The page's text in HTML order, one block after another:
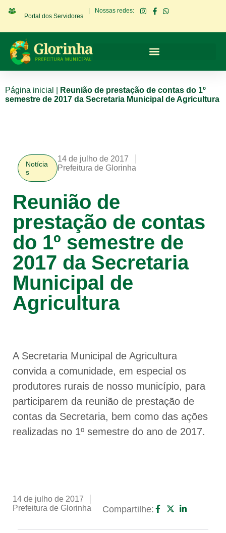
Portal dos Servidores
Nossas redes:
Página inicial
Reunião de prestação de contas do 1º
semestre de 2017 da Secretaria Municipal de Agricultura
Notícia
s
14 de julho de 2017
Prefeitura de Glorinha
Reunião de
prestação de contas
do 1º semestre de
2017 da Secretaria
Municipal de
Agricultura
A Secretaria Municipal de Agricultura
convida a comunidade, em especial os
produtores rurais de nosso município, para
participarem da reunião de prestação de
contas da Secretaria, bem como das ações
realizadas no 1º semestre do ano de 2017.
14 de julho de 2017
Prefeitura de Glorinha
Compartilhe: